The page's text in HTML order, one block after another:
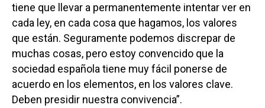
tiene que llevar a permanentemente intentar ver en
cada ley, en cada cosa que hagamos, los valores
que están. Seguramente podemos discrepar de
muchas cosas, pero estoy convencido que la
sociedad española tiene muy fácil ponerse de
acuerdo en los elementos, en los valores clave.
Deben presidir nuestra convivencia”.